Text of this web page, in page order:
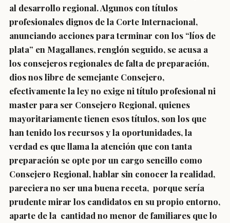
al desarrollo regional. Algunos con títulos
profesionales dignos de la Corte Internacional,
anunciando acciones para terminar con los “líos de
plata” en Magallanes, renglón seguido, se acusa a
los consejeros regionales de falta de preparación,
dios nos libre de semejante Consejero,
efectivamente la ley no exige ni título profesional ni
master para ser Consejero Regional, quienes
mayoritariamente tienen esos títulos, son los que
han tenido los recursos y la oportunidades, la
verdad es que llama la atención que con tanta
preparación se opte por un cargo sencillo como
Consejero Regional, hablar sin conocer la realidad,
pareciera no ser una buena receta, porque sería
prudente mirar los candidatos en su propio entorno,
aparte de la cantidad no menor de familiares que lo